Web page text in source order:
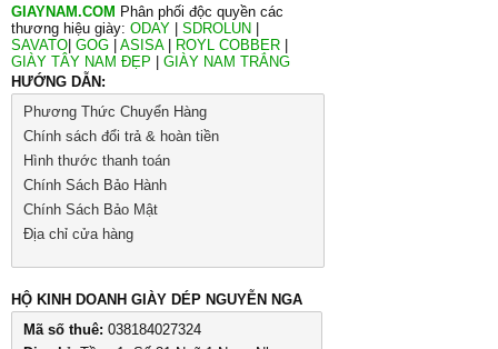
GIAYNAM.COM Phân phối độc quyền các
thương hiệu giày: ODAY SDROLUN
SAVATO GOG ASISA| ROYL COBBER
GIÀY TÂY NAM ĐẸP
GIÀY NAM TRẮNG
HƯỚNG DẪN:
Phương Thức Chuyển Hàng
Chính sách đổi trả & hoàn tiền
Hình thước thanh toán
Chính Sách Bảo Hành
Chính Sách Bảo Mật
Địa chỉ cửa hàng
HỘ KINH DOANH GIÀY DÉP NGUYỄN NGA
Mã số thuê: 038184027324